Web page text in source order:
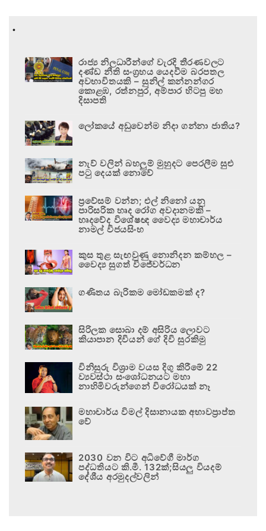
.
රාජ්‍ය නිලධාරීන්ගේ වැරදි තීරණවලට
දණ්ඩ නීති සංග්‍රහය යෙදවීම බරපතල
අවභාවිතයකි – සුනිල් කන්නන්ගර
කොළඹ, රත්නපුර, අම්පාර හිටපු මහ
දිසාපති
ලෝකයේ අඩුවෙන්ම නිදා ගන්නා ජාතිය?
නැව් වලින් බහලුම් මුහුදට පෙරලීම සුළු
පටු දෙයක් නොවේ
ප්‍රවේසම් වන්න; එල් නිනෝ යනු
පාරිසරික හෘද රෝග අවදානමකි –
හෘදවේද විශේෂඥ වෛද්‍ය මහාචාර්ය
නාමල් විජයසිංහ
කුස තුළ සැඟවුණු නොනිදන කම්හල –
වෛද්‍ය සුගත් විජේවර්ධන
ගණිතය බැරිකම මෝඩකමක් ද?
සිරිලක සොබා දම් අසිරිය ලොවට
කියාපාන දිවියන් ගේ දිවි සුරකිමු
විනිසුරු විශ්‍රාම වයස දිගු කිරීමේ 22
ව්‍යවස්ථා සංශෝධනයට මහා
නාහිමිවරුන්ගෙන් විරෝධයක් නෑ
මහාචාර්ය විමල් දිසානායක අභාවප්‍රාප්ත
වේ
2030 වන විට අධිවේගී මාර්ග
පද්ධතියට කි.මී. 132ක්;සියලු වියදම්
දේශීය අරමුදල්වලින්